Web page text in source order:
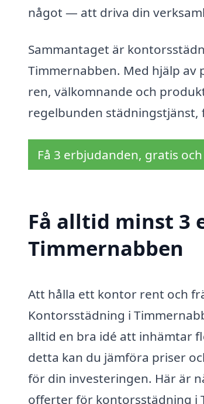
något — att driva din
Sammantaget är
Timmernabben. Med hjälp av
ren, välkomnande och
regelbunden
Få 3 erbjudanden, gratis
Få alltid minst 3
Timmernabben
Att hålla ett kontor rent och
Kontorsstädning i
alltid en bra idé att inhämtar
detta kan du jämföra priser
för din investeringen. Här är
offerter för kontorsstädning i